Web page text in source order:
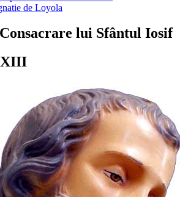
de Loyola
lui Sfântul Iosif
XIII